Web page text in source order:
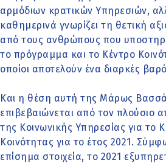
αρμόδιων κρατικών Υπηρεσιών,
καθημερινά γνωρίζει τη θετική
από τους ανθρώπους που
το πρόγραμμα και το Κέντρο
οποίοι αποτελούν ένα διαρκές
Και η θέση αυτή της Μάρως
επιβεβαιώνεται από τον πλούσιο
της Κοινωνικής Υπηρεσίας για το
Κοινότητας για το έτος 2021.
επίσημα στοιχεία, το 2021